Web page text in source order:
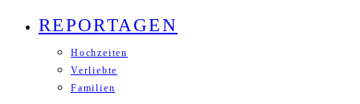
REPORTAGEN
Hochzeiten
Verliebte
Familien